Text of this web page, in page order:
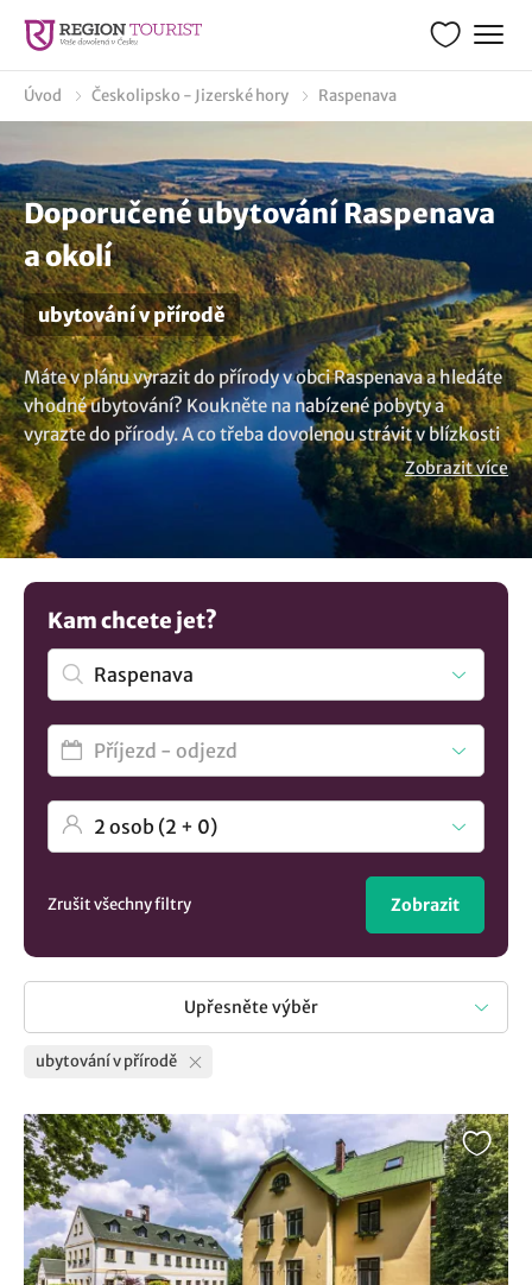
Úvod Českolipsko - Jizerské hory Raspenava
Doporučené ubytování Raspenava
a okolí
ubytování v přírodě
Máte v plánu vyrazit do přírody v obci Raspenava a hledáte
vhodné ubytování? Koukněte na nabízené pobyty a
vyrazte do přírody. A co třeba dovolenou strávit v blízkosti
lesa nebo v obklopení luk. Čeká na vás krajina plná zážitků
a příjemného prostředí. Nenalezli jste to pravé? Objevte
další možnosti
ubytování v lokalitě Raspenava
.. Máte jinou
představu? V nabídce máme více možností
lokalitě Raspenava..
Zobrazit více
Kam chcete jet?
Zrušit všechny filtry Zobrazit
Upřesněte výběr
ubytování v přírodě